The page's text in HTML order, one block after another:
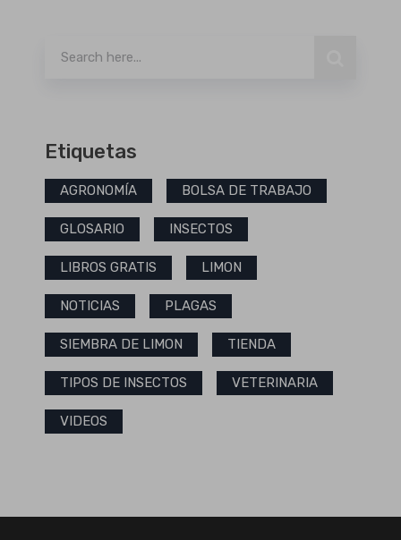
Etiquetas
AGRONOMÍA BOLSA DE TRABAJO
GLOSARIO INSECTOS
LIBROS GRATIS LIMON
NOTICIAS PLAGAS
SIEMBRA DE LIMON TIENDA
TIPOS DE INSECTOS VETERINARIA
VIDEOS